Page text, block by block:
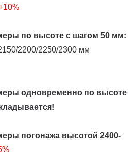
по высоте с шагом 50 мм:
2200/2250/2300 мм
одновременно по высоте
погонажа высотой 2400-